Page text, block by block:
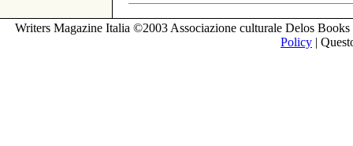
Writers Magazine Italia ©2003 Associazione culturale Delos
Policy |